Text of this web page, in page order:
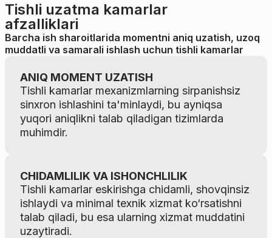
Tishli uzatma kamarlar
afzalliklari
Barcha ish sharoitlarida momentni aniq uzatish, uzoq
muddatli va samarali ishlash uchun tishli kamarlar
ANIQ MOMENT UZATISH
Tishli kamarlar mexanizmlarning sirpanishsiz
sinxron ishlashini ta'minlaydi, bu ayniqsa
yuqori aniqlikni talab qiladigan tizimlarda
muhimdir.
CHIDAMLILIK VA ISHONCHLILIK
Tishli kamarlar eskirishga chidamli, shovqinsiz
ishlaydi va minimal texnik xizmat ko‘rsatishni
talab qiladi, bu esa ularning xizmat muddatini
uzaytiradi.